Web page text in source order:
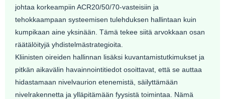
johtaa korkeampiin ACR20/50/70-vasteisiin ja
tehokkaampaan systeemisen tulehduksen hallintaan kuin
kumpikaan aine yksinään. Tämä tekee siitä arvokkaan osan
räätälöityjä yhdistelmästrategioita.
Kliinisten oireiden hallinnan lisäksi kuvantamistutkimukset ja
pitkän aikavälin havainnointitiedot osoittavat, että se auttaa
hidastamaan nivelvaurion etenemistä, säilyttämään
nivelrakennetta ja ylläpitämään fyysistä toimintaa. Nämä